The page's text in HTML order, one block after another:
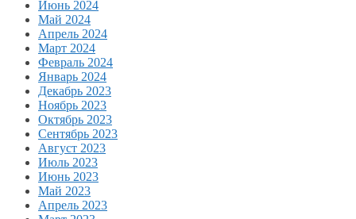
Июнь 2024
Май 2024
Апрель 2024
Март 2024
Февраль 2024
Январь 2024
Декабрь 2023
Ноябрь 2023
Октябрь 2023
Сентябрь 2023
Август 2023
Июль 2023
Июнь 2023
Май 2023
Апрель 2023